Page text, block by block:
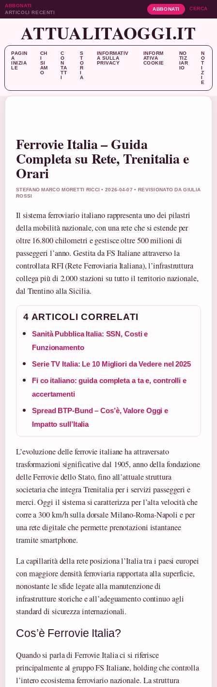
ABBONATI
ARTICOLI RECENTI
ABBONATI CERCA
ATTUALITAOGGI.IT
PAGIN
A
INIZIA
LE
CH
I
SI
AM
O
C
O
N
TA
TT
I
S
T
O
R
I
A
INFORMATIV
A SULLA
PRIVACY
INFORM
ATIVA
COOKIE
NO
TIZ
IAR
IO
N
O
T
I
Z
I
E
Ferrovie Italia – Guida
Completa su Rete, Trenitalia e
Orari
STEFANO MARCO MORETTI RICCI • 2026-04-07 • REVISIONATO DA GIULIA
ROSSI
Il sistema ferroviario italiano rappresenta uno dei pilastri
della mobilità nazionale, con una rete che si estende per
oltre 16.800 chilometri e gestisce oltre 500 milioni di
passeggeri l’anno. Gestita da FS Italiane attraverso la
controllata RFI (Rete Ferroviaria Italiana), l’infrastruttura
collega più di 2.000 stazioni su tutto il territorio nazionale,
dal Trentino alla Sicilia.
4 ARTICOLI CORRELATI
Sanità Pubblica Italia: SSN, Costi e
Funzionamento
Serie TV Italia: Le 10 Migliori da Vedere nel 2025
Fi co italiano: guida completa a ta e, controlli e
accertamenti
Spread BTP-Bund – Cos’è, Valore Oggi e
Impatto sull’Italia
L’evoluzione delle ferrovie italiane ha attraversato
trasformazioni significative dal 1905, anno della fondazione
delle Ferrovie dello Stato, fino all’attuale struttura
societaria che integra Trenitalia per i servizi passeggeri e
merci. Oggi il sistema si caratterizza per l’alta velocità che
corre a 300 km/h sulla dorsale Milano-Roma-Napoli e per
una rete digitale che permette prenotazioni istantanee
tramite smartphone.
La capillarità della rete posiziona l’Italia tra i paesi europei
con maggiore densità ferroviaria rapportata alla superficie,
nonostante le sfide legate alla manutenzione di
infrastrutture storiche e all’adeguamento continuo agli
standard di sicurezza internazionali.
Cos’è Ferrovie Italia?
Quando si parla di Ferrovie Italia ci si riferisce
principalmente al gruppo FS Italiane, holding che controlla
l’intero ecosistema ferroviario nazionale. La struttura